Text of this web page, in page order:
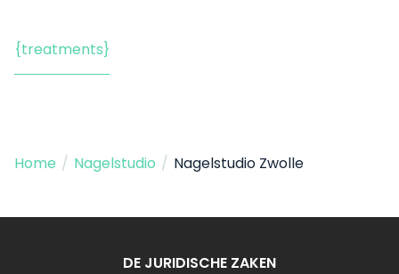
{treatments}
Home / Nagelstudio / Nagelstudio Zwolle
DE JURIDISCHE ZAKEN